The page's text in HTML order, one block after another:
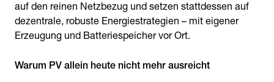
auf den reinen Netzbezug und setzen stattdessen auf
dezentrale, robuste Energiestrategien – mit eigener
Erzeugung und Batteriespeicher vor Ort.
Warum PV allein heute nicht mehr ausreicht